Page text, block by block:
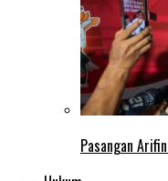
Pasangan